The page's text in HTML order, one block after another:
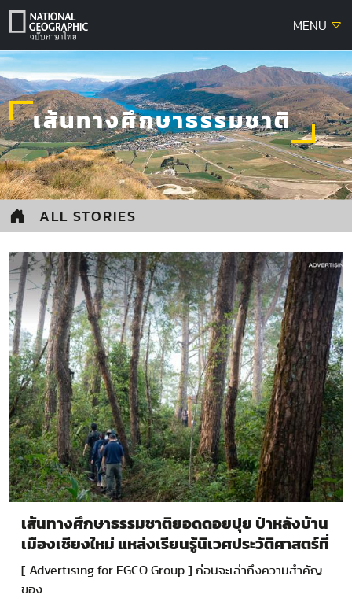
Skip
MENU
เส้นทางศึกษาธรรมชาติ
ALL STORIES
เส้นทางศึกษาธรรมชาติยอดดอยปุย ป่าหลังบ้าน
เมืองเชียงใหม่ แหล่งเรียนรู้นิเวศประวัติศาสตร์ที่
เข้าถึงง่ายและกลมกลืนกับธรรมชาติ
[ Advertising for EGCO Group ] ก่อนจะเล่าถึงความสำคัญ
ของ…